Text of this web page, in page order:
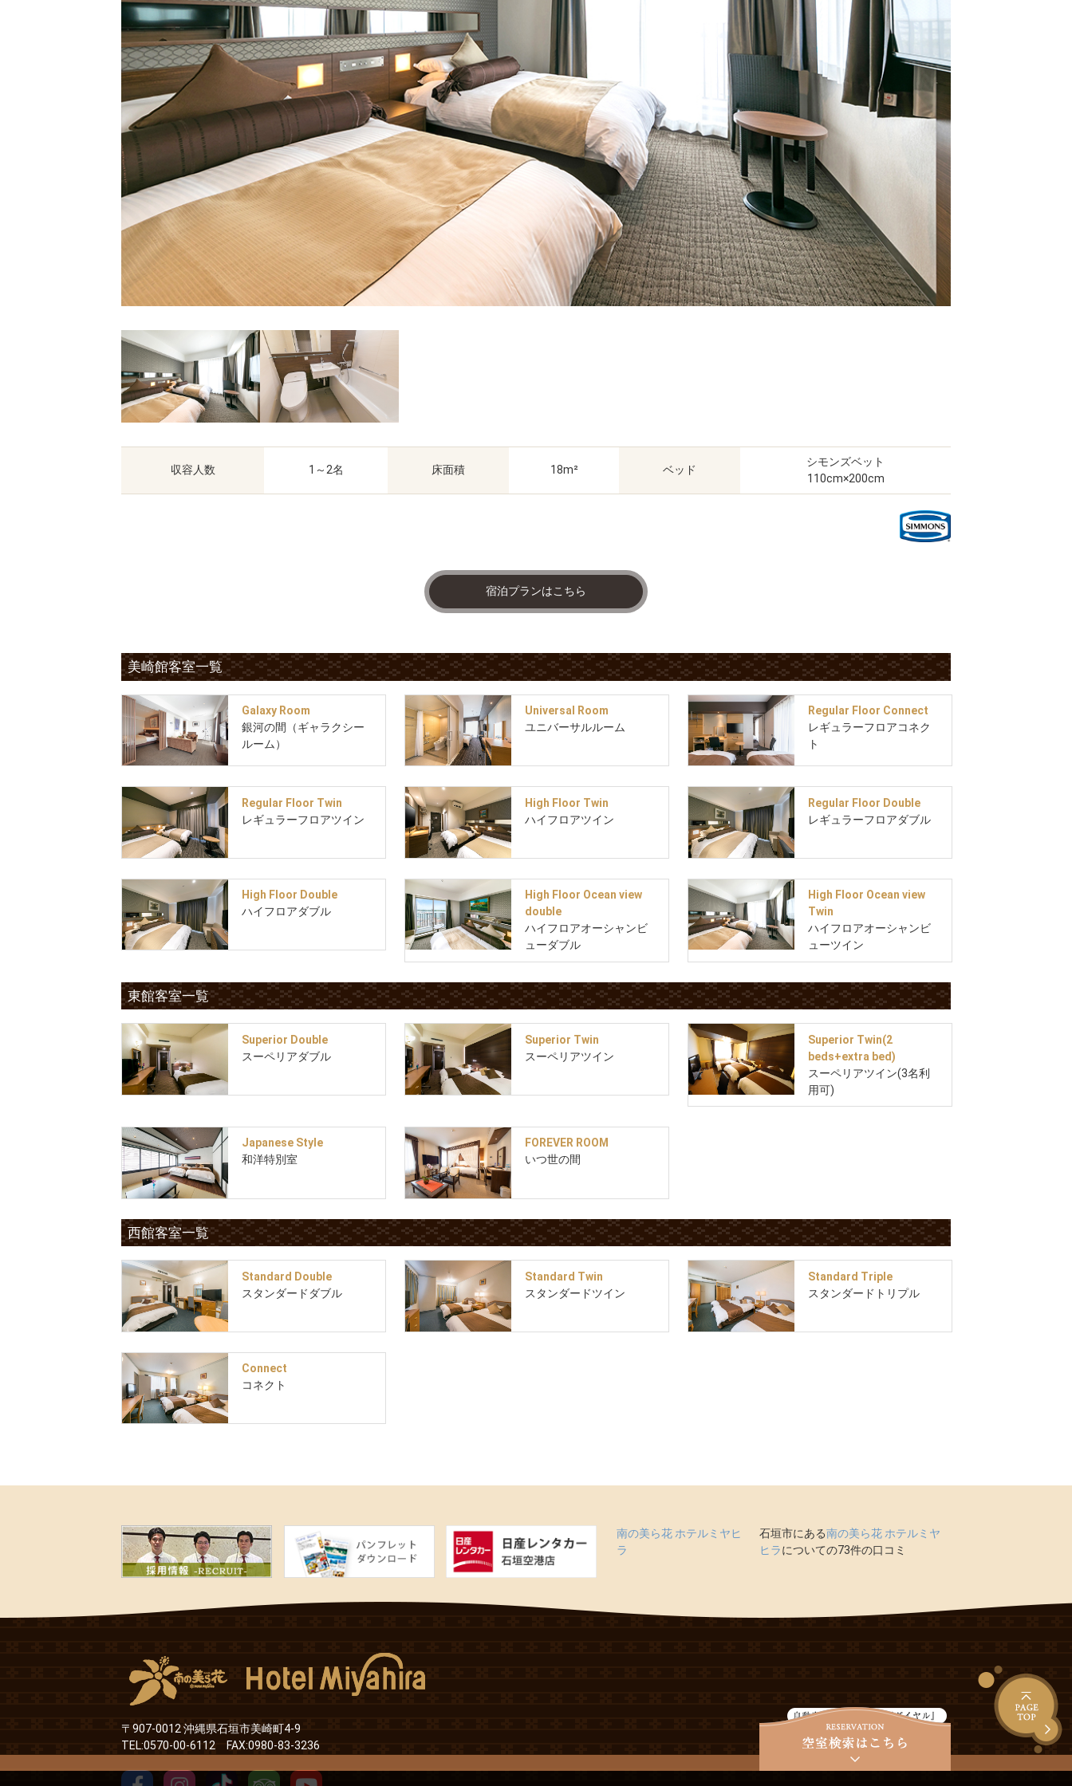
収容人数 1～2名 床面積 18m² ベッド
シモンズベット
110cm×200cm
宿泊プランはこちら
美崎館客室一覧
Galaxy Room
銀河の間（ギャラクシー
ルーム）
Universal Room
ユニバーサルルーム
Regular Floor Connect
レギュラーフロアコネク
ト
Regular Floor Twin
レギュラーフロアツイン
High Floor Twin
ハイフロアツイン
Regular Floor Double
レギュラーフロアダブル
High Floor Double
ハイフロアダブル
High Floor Ocean view
double
ハイフロアオーシャンビ
ューダブル
High Floor Ocean view
Twin
ハイフロアオーシャンビ
ューツイン
東館客室一覧
Superior Double
スーペリアダブル
Superior Twin
スーペリアツイン
Superior Twin(2
beds+extra bed)
スーペリアツイン(3名利
用可)
Japanese Style
和洋特別室
FOREVER ROOM
いつ世の間
西館客室一覧
Standard Double
スタンダードダブル
Standard Twin
スタンダードツイン
Standard Triple
スタンダードトリプル
Connect
コネクト
南の美ら花 ホテルミヤヒ
ラ
石垣市にある南の美ら花 ホテルミヤ
ヒラについての73件の口コミ
〒907-0012 沖縄県石垣市美崎町4-9
TEL:0570-00-6112 FAX:0980-83-3236